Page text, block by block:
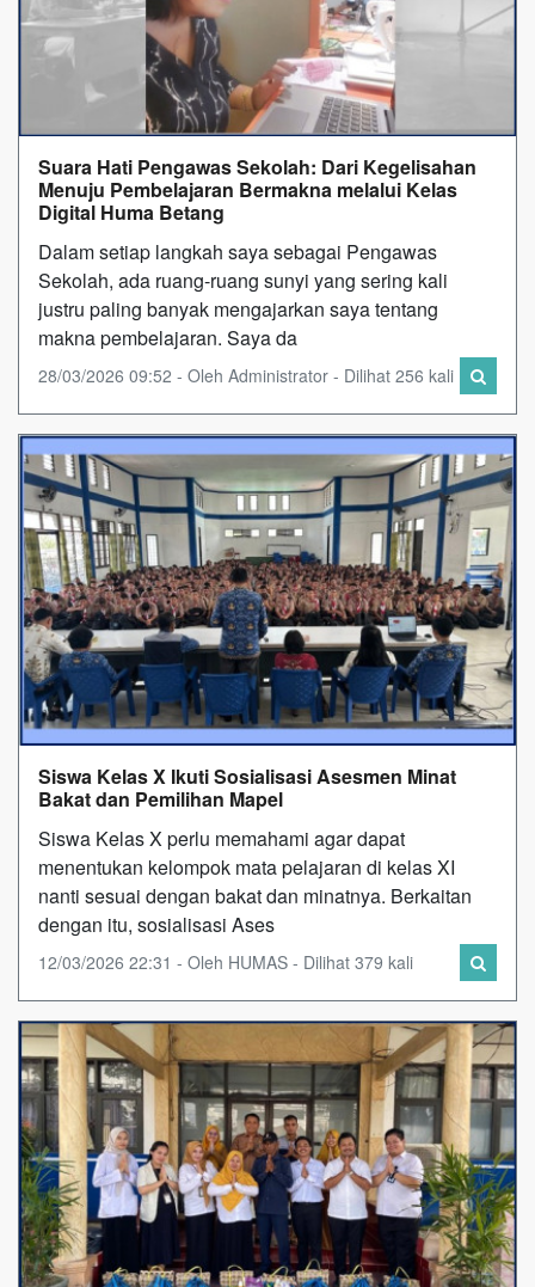
Suara Hati Pengawas Sekolah: Dari Kegelisahan
Menuju Pembelajaran Bermakna melalui Kelas
Digital Huma Betang
Dalam setiap langkah saya sebagai Pengawas
Sekolah, ada ruang-ruang sunyi yang sering kali
justru paling banyak mengajarkan saya tentang
makna pembelajaran. Saya da
28/03/2026 09:52 - Oleh Administrator - Dilihat 256 kali
Siswa Kelas X Ikuti Sosialisasi Asesmen Minat
Bakat dan Pemilihan Mapel
Siswa Kelas X perlu memahami agar dapat
menentukan kelompok mata pelajaran di kelas XI
nanti sesuai dengan bakat dan minatnya. Berkaitan
dengan itu, sosialisasi Ases
12/03/2026 22:31 - Oleh HUMAS - Dilihat 379 kali